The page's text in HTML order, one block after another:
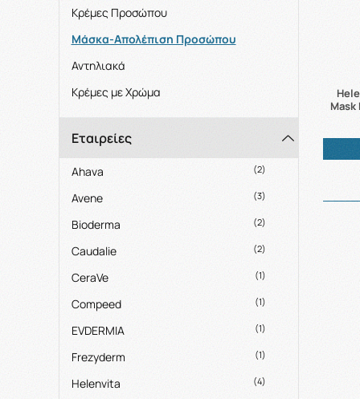
Κρέμες Προσώπου
Μάσκα-Απολέπιση Προσώπου
Αντηλιακά
Κρέμες με Χρώμα
Εταιρείες
Ahava (2)
Avene (3)
Bioderma (2)
Caudalie (2)
CeraVe (1)
Compeed (1)
EVDERMIA (1)
Frezyderm (1)
Helenvita (4)